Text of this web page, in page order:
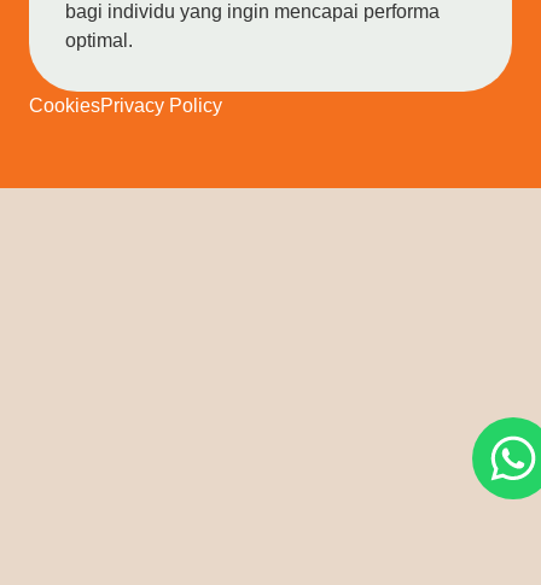
bagi individu yang ingin mencapai performa
optimal.
CookiesPrivacy Policy